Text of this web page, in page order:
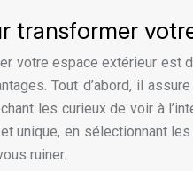
transformer
votre espace extérieur est
Tout d’abord, il
les curieux de voir à
unique, en sélectionnant
ruiner.